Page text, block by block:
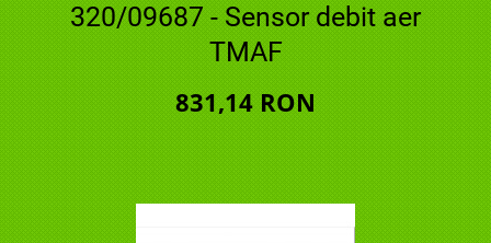
320/09687 - Sensor debit aer
TMAF
831,14 RON